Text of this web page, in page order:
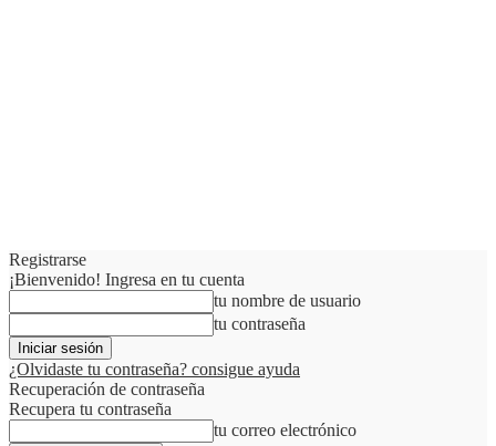
Registrarse
¡Bienvenido! Ingresa en tu cuenta
tu nombre de usuario
tu contraseña
¿Olvidaste tu contraseña? consigue ayuda
Recuperación de contraseña
Recupera tu contraseña
tu correo electrónico